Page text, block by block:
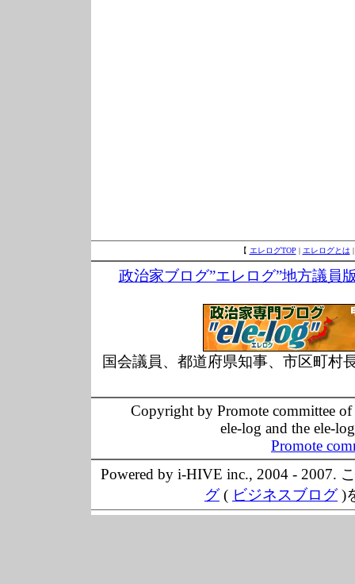
【 エレログTOP | エレログとは
政治家ブログ”エレログ”地方議員
国会議員、都道府県知事、市区町村
Copyright by Promote committee
ele-log and the ele-
Promote
Powered by i-HIVE inc., 2004 - 2007.
グ( ビジネスブログ)